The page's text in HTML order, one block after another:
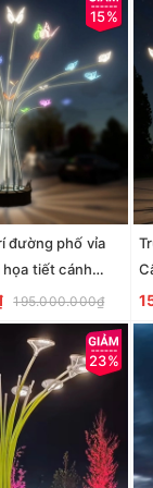
15%
đường phố vỉa
tiết cánh
195.000.000₫
23%